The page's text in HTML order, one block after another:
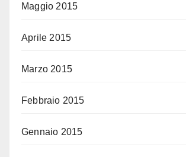
Maggio 2015
Aprile 2015
Marzo 2015
Febbraio 2015
Gennaio 2015